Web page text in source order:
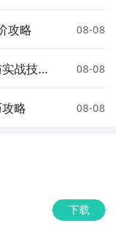
攻略 08-08
战技巧
08-08
略 08-08
下载